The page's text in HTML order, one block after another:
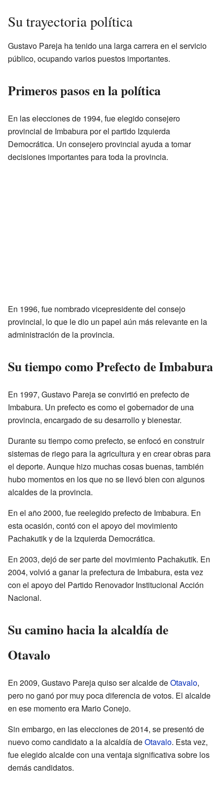
Su trayectoria política
Gustavo Pareja ha tenido una larga carrera en el servicio
público, ocupando varios puestos importantes.
Primeros pasos en la política
En las elecciones de 1994, fue elegido consejero
provincial de Imbabura por el partido Izquierda
Democrática. Un consejero provincial ayuda a tomar
decisiones importantes para toda la provincia.
En 1996, fue nombrado vicepresidente del consejo
provincial, lo que le dio un papel aún más relevante en la
administración de la provincia.
Su tiempo como Prefecto de Imbabura
En 1997, Gustavo Pareja se convirtió en prefecto de
Imbabura. Un prefecto es como el gobernador de una
provincia, encargado de su desarrollo y bienestar.
Durante su tiempo como prefecto, se enfocó en construir
sistemas de riego para la agricultura y en crear obras para
el deporte. Aunque hizo muchas cosas buenas, también
hubo momentos en los que no se llevó bien con algunos
alcaldes de la provincia.
En el año 2000, fue reelegido prefecto de Imbabura. En
esta ocasión, contó con el apoyo del movimiento
Pachakutik y de la Izquierda Democrática.
En 2003, dejó de ser parte del movimiento Pachakutik. En
2004, volvió a ganar la prefectura de Imbabura, esta vez
con el apoyo del Partido Renovador Institucional Acción
Nacional.
Su camino hacia la alcaldía de
Otavalo
En 2009, Gustavo Pareja quiso ser alcalde deOtavalo,
pero no ganó por muy poca diferencia de votos. El alcalde
en ese momento era Mario Conejo.
Sin embargo, en las elecciones de 2014, se presentó de
nuevo como candidato a la alcaldía deOtavalo. Esta vez,
fue elegido alcalde con una ventaja significativa sobre los
demás candidatos.